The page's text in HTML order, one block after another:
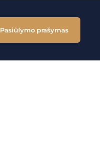
Pasiūlymo prašymas